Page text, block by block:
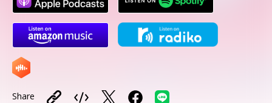
Share